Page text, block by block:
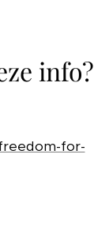
info?
for-